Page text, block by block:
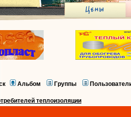
Альбом Группы
теплоизоляции